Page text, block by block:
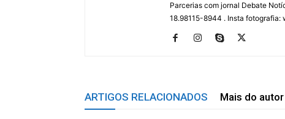
Parcerias com jornal Debate
18.98115-8944 . Insta
ARTIGOS RELACIONADOS Mais do autor